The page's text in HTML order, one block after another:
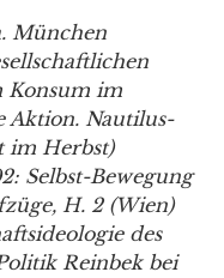
München
Konsum im
Aktion. Nautilus-
im Herbst)
Selbst-Bewegung
H. 2 (Wien)
des
Reinbek bei